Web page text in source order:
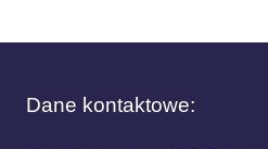
Dane kontaktowe: